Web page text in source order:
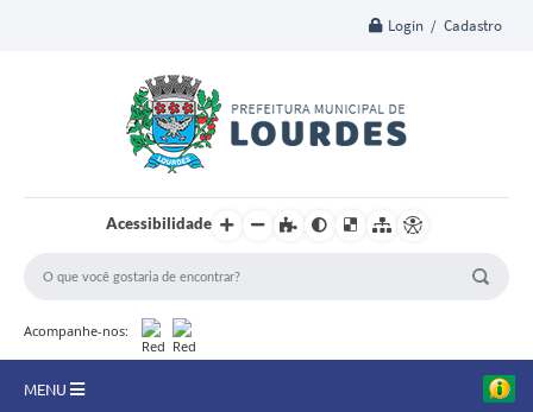
Login / Cadastro
Acessibilidade
Acompanhe-nos:
MENU